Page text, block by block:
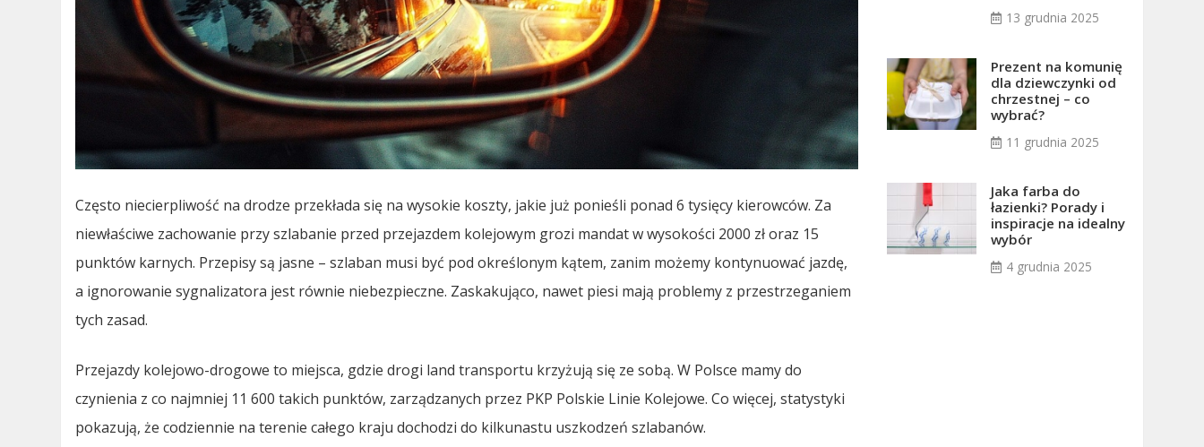
Często niecierpliwość na drodze przekłada się na wysokie koszty, jakie już ponieśli ponad 6 tysięcy kierowców. Za
niewłaściwe zachowanie przy szlabanie przed przejazdem kolejowym grozi mandat w wysokości 2000 zł oraz 15
punktów karnych. Przepisy są jasne – szlaban musi być pod określonym kątem, zanim możemy kontynuować jazdę,
a ignorowanie sygnalizatora jest równie niebezpieczne. Zaskakująco, nawet piesi mają problemy z przestrzeganiem
tych zasad.
Przejazdy kolejowo-drogowe to miejsca, gdzie drogi land transportu krzyżują się ze sobą. W Polsce mamy do
czynienia z co najmniej 11 600 takich punktów, zarządzanych przez PKP Polskie Linie Kolejowe. Co więcej, statystyki
pokazują, że codziennie na terenie całego kraju dochodzi do kilkunastu uszkodzeń szlabanów.
13 grudnia 2025
Prezent na komunię
dla dziewczynki od
chrzestnej – co
wybrać?
11 grudnia 2025
Jaka farba do
łazienki? Porady i
inspiracje na idealny
wybór
4 grudnia 2025